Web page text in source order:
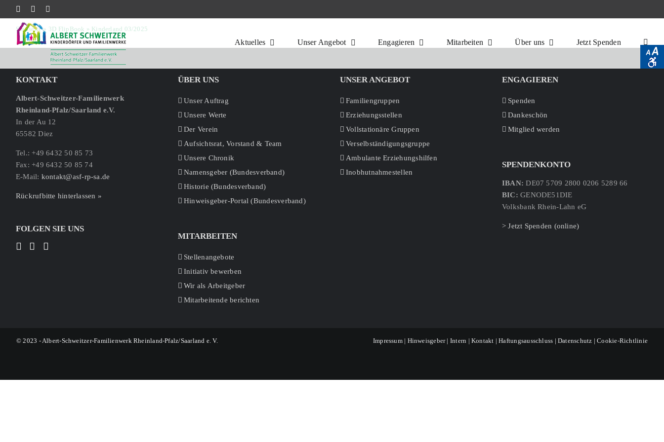
to
content
FACEBOOK
INSTAGRAM
Aktuelles Unser Angebot Engagieren Mitarbeiten Über uns Jetzt Spenden
Startseite» 3D FlipBook » Kinderland 03/2025
KONTAKT
Albert-Schweitzer-Familienwerk
Rheinland-Pfalz/Saarland e.V.
In der Au 12
65582 Diez
Tel.: +49 6432 50 85 73
Fax: +49 6432 50 85 74
E-Mail: kontakt@asf-rp-sa.de
Rückrufbitte hinterlassen »
FOLGEN SIE UNS
ÜBER UNS
Unser Auftrag
Unsere Werte
Der Verein
Aufsichtsrat, Vorstand & Team
Unsere Chronik
Namensgeber (Bundesverband)
Historie (Bundesverband)
Hinweisgeber-Portal (Bundesverband)
MITARBEITEN
Stellenangebote
Initiativ bewerben
Wir als Arbeitgeber
Mitarbeitende berichten
UNSER ANGEBOT
Familiengruppen
Erziehungsstellen
Vollstationäre Gruppen
Verselbständigungsgruppe
Ambulante Erziehungshilfen
Inobhutnahmestellen
ENGAGIEREN
Spenden
Dankeschön
Mitglied werden
SPENDENKONTO
IBAN: DE07 5709 2800 0206 5289 66
BIC: GENODE51DIE
Volksbank Rhein-Lahn eG
> Jetzt Spenden (online)
© 2023 - Albert-Schweitzer-Familienwerk Rheinland-Pfalz/Saarland e. V. Impressum| Hinweisgeber| Intern | Kontakt |Haftungsausschluss | Datenschutz |Cookie-Richtlinie